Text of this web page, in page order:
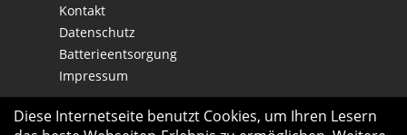
Kontakt
Datenschutz
Batterieentsorgung
Impressum
Diese Internetseite benutzt Cookies, um Ihren Lesern